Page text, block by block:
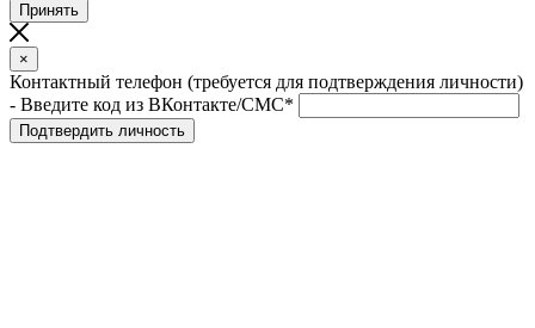
Принять
×
Контактный телефон (требуется для подтверждения личности)
- Введите код из ВКонтакте/СМС*
Подтвердить личность